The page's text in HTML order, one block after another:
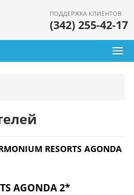
ПОДДЕРЖКА КЛИЕНТОВ
(342) 255-42-17
RESORTS AGONDA
AGONDA 2*